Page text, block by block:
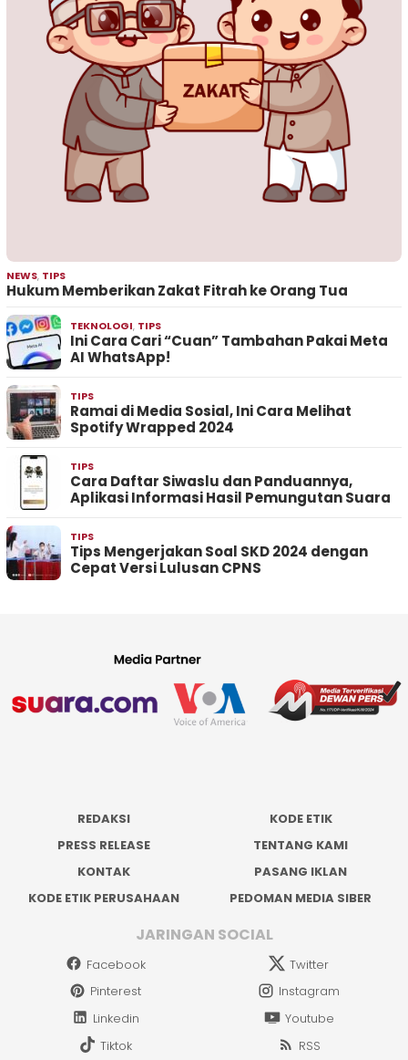
NEWS, TIPS
Hukum Memberikan Zakat Fitrah ke Orang Tua
TEKNOLOGI, TIPS
Ini Cara Cari “Cuan” Tambahan Pakai Meta
AI WhatsApp!
TIPS
Ramai di Media Sosial, Ini Cara Melihat
Spotify Wrapped 2024
TIPS
Cara Daftar Siwaslu dan Panduannya,
Aplikasi Informasi Hasil Pemungutan Suara
TIPS
Tips Mengerjakan Soal SKD 2024 dengan
Cepat Versi Lulusan CPNS
REDAKSI
KODE ETIK
PRESS RELEASE
TENTANG KAMI
KONTAK
PASANG IKLAN
KODE ETIK PERUSAHAAN
PEDOMAN MEDIA SIBER
JARINGAN SOCIAL
Facebook
Twitter
Pinterest
Instagram
Linkedin
Youtube
Tiktok
RSS